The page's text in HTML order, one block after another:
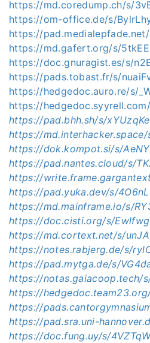
https://md.coredump.ch/s/
https://om-office.de/s/
https://
https://md.gafert.org/s/
https://doc.gnuragist.es/s/
https://pads.tobast.fr/s/
https://hedgedoc.auro.re/s/
https://
https://pad.bhh.sh/s/
https://md.interhacker.space/
https://dok.kompot.si/s/
https://pad.nantes.cloud/s/
https://
https://pad.yuka.dev/s/
https://md.mainframe.io/s/
https://doc.cisti.org/s/
https://md.cortext.net/s/
https://notes.rabjerg.de/s/
https://pad.mytga.de/s/
https://notas.gaiacoop.tech/
https://
https://
https://pad.sra.uni-
https://doc.fung.uy/s/